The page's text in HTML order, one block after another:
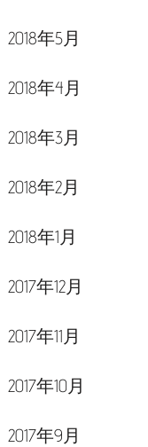
2018年5月
2018年4月
2018年3月
2018年2月
2018年1月
2017年12月
2017年11月
2017年10月
2017年9月